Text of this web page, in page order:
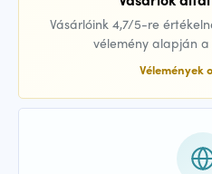
Vásárlóink 4,7/5-re
vélemény alapján a
Vélemények